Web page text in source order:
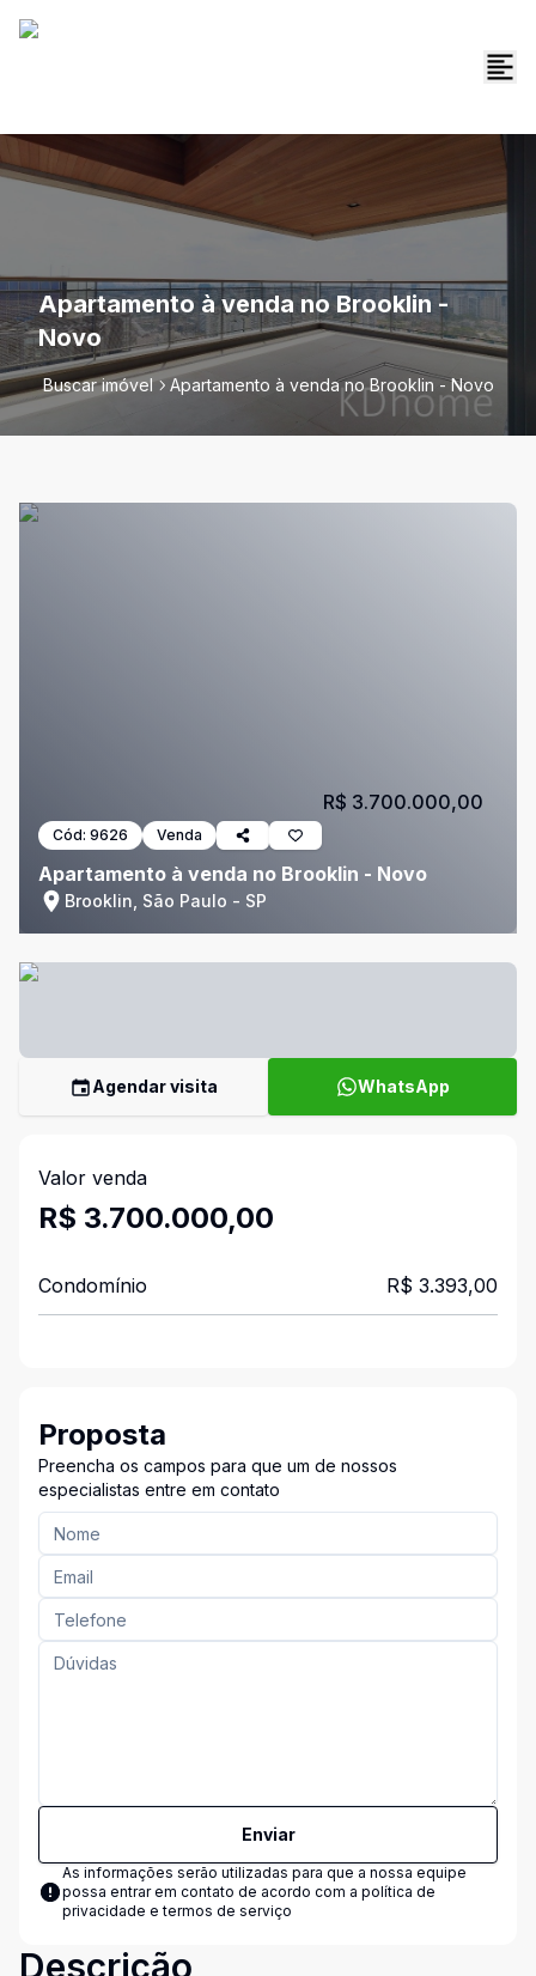
Apartamento à venda no Brooklin -
Novo
Buscar imóvel Apartamento à venda no Brooklin - Novo
Cód: 9626 Venda
Apartamento à venda no Brooklin - Novo
Brooklin, São Paulo - SP
R$ 3.700.000,00
Agendar visita WhatsApp
Valor venda
R$ 3.700.000,00
Condomínio R$ 3.393,00
Proposta
Preencha os campos para que um de nossos
especialistas entre em contato
Enviar
As informações serão utilizadas para que a nossa equipe
possa entrar em contato de acordo com a política de
privacidade e termos de serviço
Descrição